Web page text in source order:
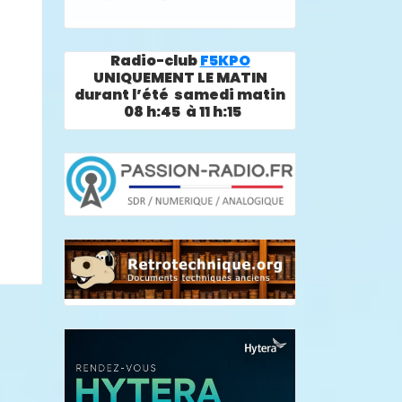
Radio-clubF5KPO
UNIQUEMENT LE MATIN
durant l’été samedi matin
08 h:45 à 11 h:15